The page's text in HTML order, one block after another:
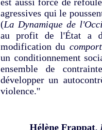
agressives qui le
(La Dynamique de
au profit de l'État a
modification du
un conditionnement
ensemble de
développer un
violence."
Hélène Frappat,